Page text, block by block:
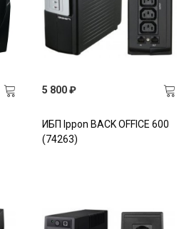
5 800 ₽
ИБП Ippon BACK OFFICE 600
(74263)